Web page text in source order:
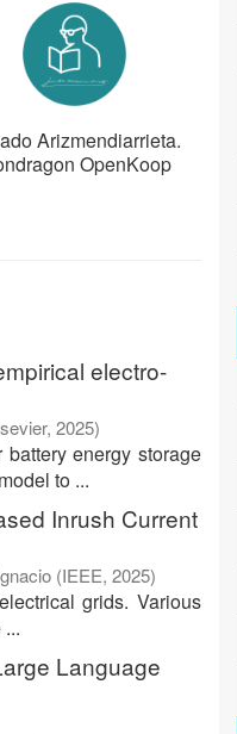
Arizmendiarrieta.
OpenKoop
electro-
, 2025)
energy storage
to ...
Inrush Current
(IEEE, 2025)
grids. Various
Language